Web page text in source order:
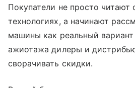
Покупатели не просто читают
технологиях, а начинают
машины как реальный
ажиотажа дилеры и
сворачивать скидки.